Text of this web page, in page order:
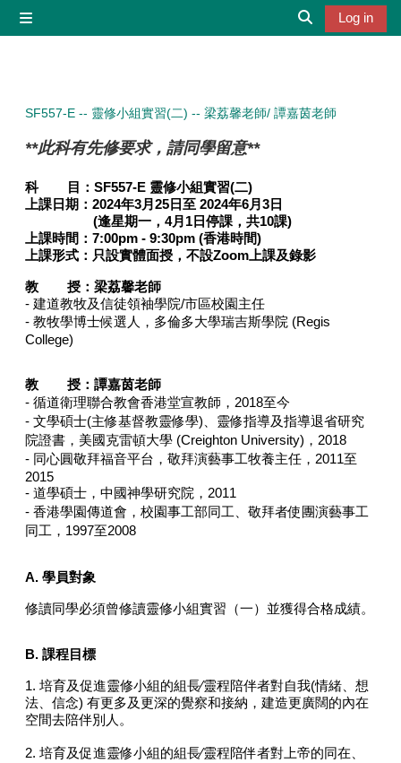
Log in
SF557-E -- 靈修小組實習(二) -- 梁荔馨老師/ 譚嘉茵老師
**此科有先修要求，請同學留意**
科 目： SF557-E 靈修小組實習(二)
上課日期： 2024年3月25日至 2024年6月3日
(逢星期一，4月1日停課，共10課)
上課時間：7:00pm - 9:30pm (香港時間)
上課形式： 只設實體面授，不設Zoom上課及錄影
教 授： 梁荔馨老師
- 建道教牧及信徒領袖學院/市區校園主任
- 教牧學博士候選人，多倫多大學瑞吉斯學院 (Regis
College)
教 授： 譚嘉茵老師
- 循道衛理聯合教會香港堂宣教師，2018至今
- 文學碩士(主修基督教靈修學)、靈修指導及指導退省研究
院證書，美國克雷頓大學 (Creighton University)，2018
- 同心圓敬拜福音平台，敬拜演藝事工牧養主任，2011至
2015
- 道學碩士，中國神學研究院，2011
- 香港學園傳道會，校園事工部同工、敬拜者使團演藝事工
同工，1997至2008
A. 學員對象
修讀同學必須曾修讀靈修小組實習（一）並獲得合格成績。
B. 課程目標
1. 培育及促進靈修小組的組長∕靈程陪伴者對自我(情緒、想
法、信念) 有更多及更深的覺察和接納，建造更廣闊的內在
空間去陪伴別人。
2. 培育及促進靈修小組的組長∕靈程陪伴者對上帝的同在、